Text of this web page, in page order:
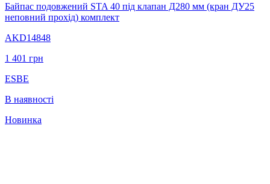
Байпас подовжений STA 40 під клапан Д280 мм (кран ДУ25
неповний прохід) комплект
AKD14848
1 401 грн
ESBE
В наявності
Новинка